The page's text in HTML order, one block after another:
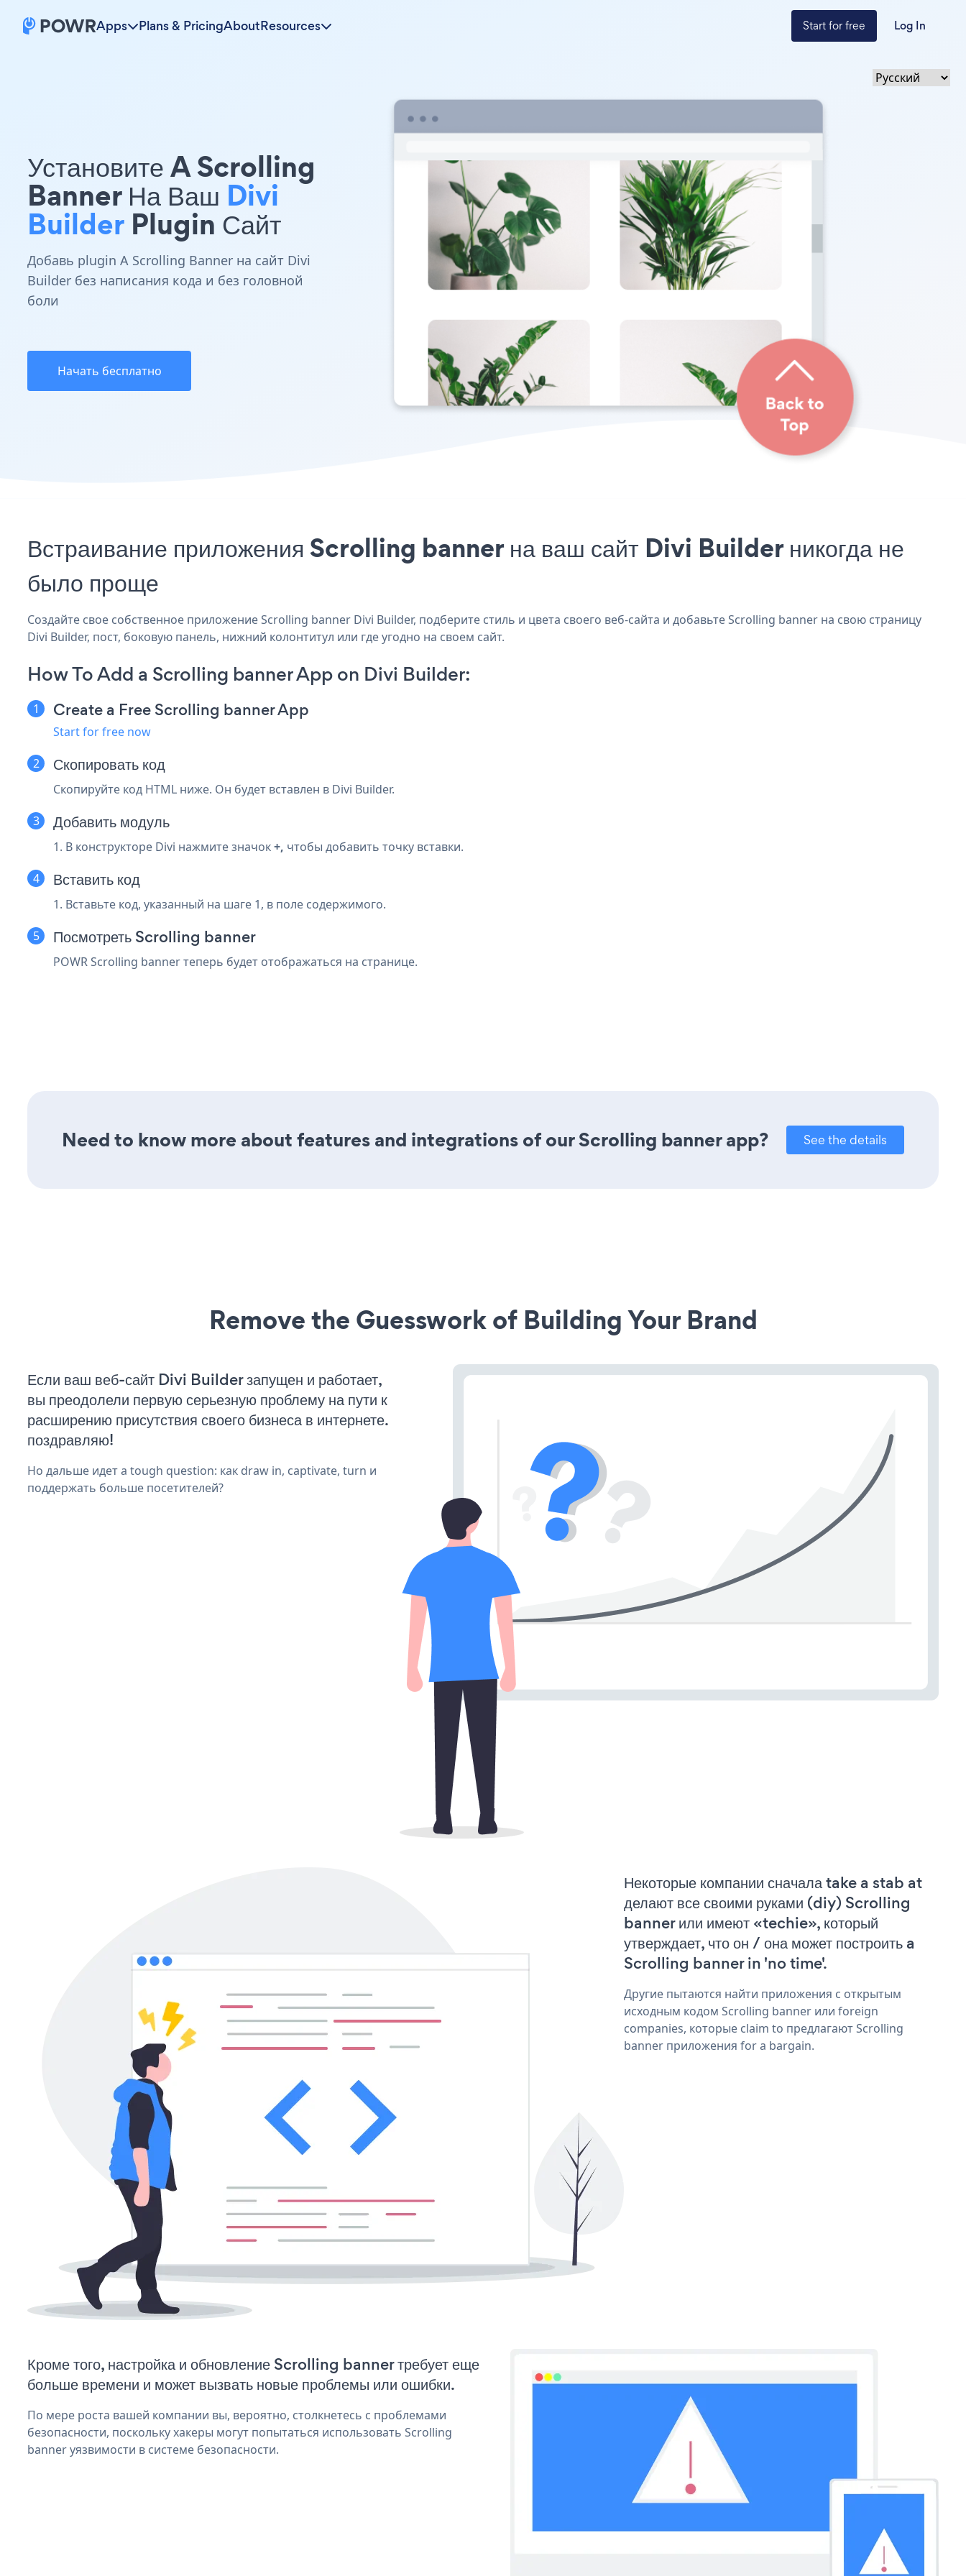
Apps Plans & PricingAboutResources Start for free Log In
Установите A Scrolling
Banner На Ваш Divi
Builder Plugin Сайт
Добавь plugin A Scrolling Banner на сайт Divi
Builder без написания кода и без головной
боли
Начать бесплатно
Встраивание приложения Scrolling banner на ваш сайт Divi Builder никогда не
было проще
Создайте свое собственное приложение Scrolling banner Divi Builder, подберите стиль и цвета своего веб-сайта и добавьте Scrolling banner на свою страницу
Divi Builder, пост, боковую панель, нижний колонтитул или где угодно на своем сайт.
How To Add a Scrolling banner App on Divi Builder:
Create a Free Scrolling banner App
Start for free now
Скопировать код
Скопируйте код HTML ниже. Он будет вставлен в Divi Builder.
Добавить модуль
1. В конструкторе Divi нажмите значок+, чтобы добавить точку вставки.
Вставить код
1. Вставьте код, указанный на шаге 1, в поле содержимого.
Посмотреть Scrolling banner
POWR Scrolling banner теперь будет отображаться на странице.
Need to know more about features and integrations of our Scrolling banner app? See the details
Remove the Guesswork of Building Your Brand
Если ваш веб-сайт Divi Builder запущен и работает,
вы преодолели первую серьезную проблему на пути к
расширению присутствия своего бизнеса в интернете.
поздравляю!
Но дальше идет a tough question: как draw in, captivate, turn и
поддержать больше посетителей?
Некоторые компании сначала take a stab at
делают все своими руками (diy) Scrolling
banner или имеют «techie», который
утверждает, что он / она может построить a
Scrolling banner in 'no time'.
Другие пытаются найти приложения с открытым
исходным кодом Scrolling banner или foreign
companies, которые claim to предлагают Scrolling
banner приложения for a bargain.
Кроме того, настройка и обновление Scrolling banner требует еще
больше времени и может вызвать новые проблемы или ошибки.
По мере роста вашей компании вы, вероятно, столкнетесь с проблемами
безопасности, поскольку хакеры могут попытаться использовать Scrolling
banner уязвимости в системе безопасности.